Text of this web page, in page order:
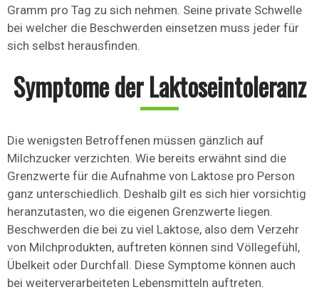
Gramm pro Tag zu sich nehmen. Seine private Schwelle
bei welcher die Beschwerden einsetzen muss jeder für
sich selbst herausfinden.
Symptome der Laktoseintoleranz
Die wenigsten Betroffenen müssen gänzlich auf
Milchzucker verzichten. Wie bereits erwähnt sind die
Grenzwerte für die Aufnahme von Laktose pro Person
ganz unterschiedlich. Deshalb gilt es sich hier vorsichtig
heranzutasten, wo die eigenen Grenzwerte liegen.
Beschwerden die bei zu viel Laktose, also dem Verzehr
von Milchprodukten, auftreten können sind Völlegefühl,
Übelkeit oder Durchfall. Diese Symptome können auch
bei weiterverarbeiteten Lebensmitteln auftreten.